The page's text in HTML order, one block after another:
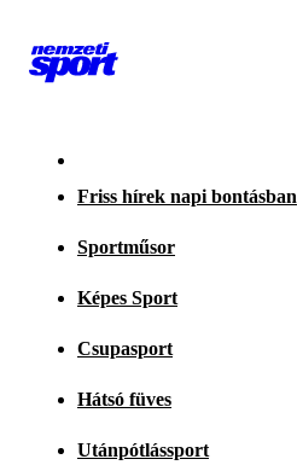
Friss hírek napi bontásban
Sportműsor
Képes Sport
Csupasport
Hátsó füves
Utánpótlássport